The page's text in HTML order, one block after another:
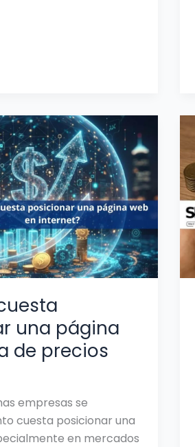
una página
de precios
empresas se
cuesta posicionar una
en mercados